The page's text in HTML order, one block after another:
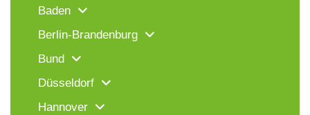
Baden
Berlin-Brandenburg
Bund
Düsseldorf
Hannover